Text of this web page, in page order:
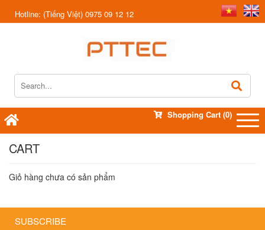
Hotline: (Tiếng Việt) 0975 09 12 12
Shopping Cart (0)
CART
Giỏ hàng chưa có sản phẩm
SUBSCRIBE